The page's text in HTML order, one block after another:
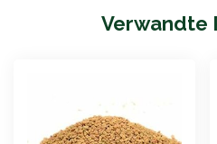
Verwandte